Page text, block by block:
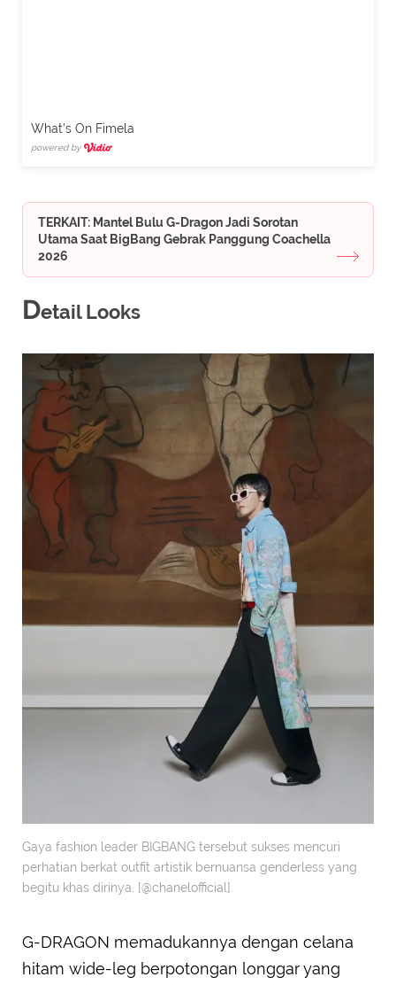
What's On Fimela
powered by
TERKAIT: Mantel Bulu G-Dragon Jadi Sorotan
Utama Saat BigBang Gebrak Panggung Coachella
2026
Detail Looks
Gaya fashion leader BIGBANG tersebut sukses mencuri
perhatian berkat outfit artistik bernuansa genderless yang
begitu khas dirinya. [@chanelofficial].
G-DRAGON memadukannya dengan celana
hitam wide-leg berpotongan longgar yang